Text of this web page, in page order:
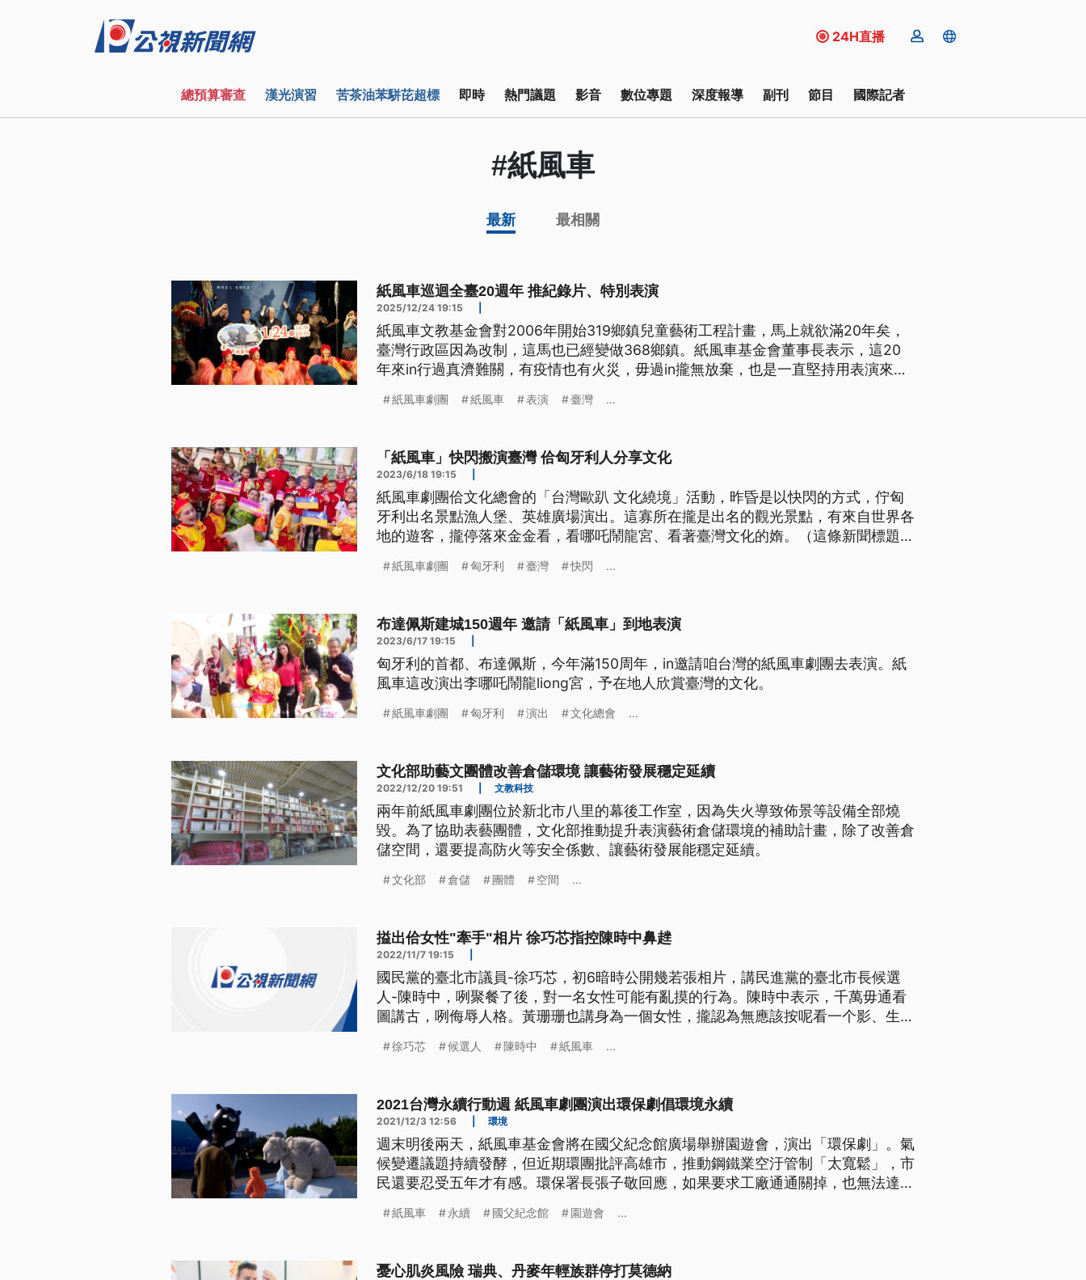
24H直播
總預算審查 漢光演習 苦茶油苯駢芘超標 即時 熱門議題 影音 數位專題 深度報導 副刊 節目 國際記者
#紙風車
最新 最相關
紙風車巡迴全臺20週年 推紀錄片、特別表演
2025/12/24 19:15
紙風車文教基金會對2006年開始319鄉鎮兒童藝術工程計畫，馬上就欲滿20年矣，
臺灣行政區因為改制，這馬也已經變做368鄉鎮。紙風車基金會董事長表示，這20
年來in行過真濟難關，有疫情也有火災，毋過in攏無放棄，也是一直堅持用表演來陪
年推出紀錄片和特別的演出。（新聞標題、導言為台語文）
紙風車劇團 紙風車 表演 臺灣 ...
「紙風車」快閃搬演臺灣 佮匈牙利人分享文化
2023/6/18 19:15
紙風車劇團佮文化總會的「台灣歐趴 文化繞境」活動，昨昏是以快閃的方式，佇匈
牙利出名景點漁人堡、英雄廣場演出。這寡所在攏是出名的觀光景點，有來自世界各
地的遊客，攏停落來金金看，看哪吒鬧龍宮、看著臺灣文化的媠。（這條新聞標題、
紙風車劇團 匈牙利 臺灣 快閃 ...
布達佩斯建城150週年 邀請「紙風車」到地表演
2023/6/17 19:15
匈牙利的首都、布達佩斯，今年滿150周年，in邀請咱台灣的紙風車劇團去表演。紙
風車這改演出李哪吒鬧龍liong宮，予在地人欣賞臺灣的文化。
紙風車劇團 匈牙利 演出 文化總會 ...
文化部助藝文團體改善倉儲環境 讓藝術發展穩定延續
2022/12/20 19:51 文教科技
兩年前紙風車劇團位於新北市八里的幕後工作室，因為失火導致佈景等設備全部燒
毀。為了協助表藝團體，文化部推動提升表演藝術倉儲環境的補助計畫，除了改善倉
儲空間，還要提高防火等安全係數、讓藝術發展能穩定延續。
文化部 倉儲 團體 空間 ...
搤出佮女性"牽手"相片 徐巧芯指控陳時中鼻趖
2022/11/7 19:15
國民黨的臺北市議員-徐巧芯，初6暗時公開幾若張相片，講民進黨的臺北市長候選
人-陳時中，咧聚餐了後，對一名女性可能有亂摸的行為。陳時中表示，千萬毋通看
圖講古，咧侮辱人格。黃珊珊也講身為一個女性，攏認為無應該按呢看一个影、生一
選舉的節奏進行。
徐巧芯 候選人 陳時中 紙風車 ...
2021台灣永續行動週 紙風車劇團演出環保劇倡環境永續
2021/12/3 12:56 環境
週末明後兩天，紙風車基金會將在國父紀念館廣場舉辦園遊會，演出「環保劇」。氣
候變遷議題持續發酵，但近期環團批評高雄市，推動鋼鐵業空汙管制「太寬鬆」，市
民還要忍受五年才有感。環保署長張子敬回應，如果要求工廠通通關掉，也無法達到
紙風車 永續 國父紀念館 園遊會 ...
憂心肌炎風險 瑞典、丹麥年輕族群停打莫德納